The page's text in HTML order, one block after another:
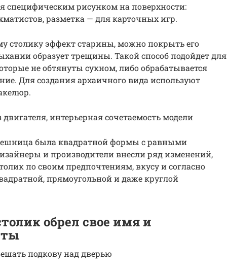
специфическим рисунком на поверхности:
разметка — для карточных игр.
столику эффект старины, можно покрыть его
образует трещины. Такой способ подойдет для
не обтянуты сукном, либо обрабатывается
Для создания архаичного вида используют
интерьерная сочетаемость модели
была квадратной формы с равными
и производители внесли ряд изменений,
по своим предпочтениям, вкусу и согласно
прямоугольной и даже круглой
обрел свое имя и
подкову над дверью